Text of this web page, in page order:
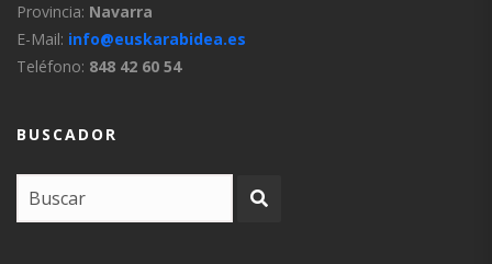
Provincia: Navarra
E-Mail: info@euskarabidea.es
Teléfono: 848 42 60 54
BUSCADOR